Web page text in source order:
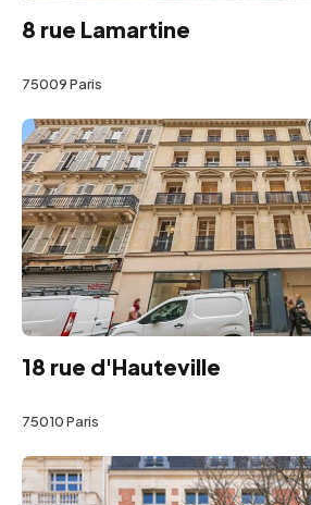
8 rue Lamartine
75009 Paris
18 rue d'Hauteville
75010 Paris